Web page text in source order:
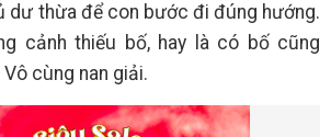
dư thừa để con bước đi đúng hướng.
cảnh thiếu bố, hay là có bố cũng
cùng nan giải.